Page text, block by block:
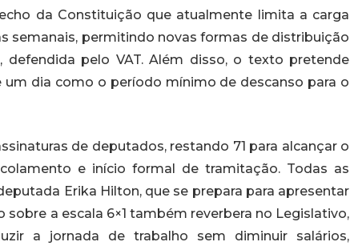
da Constituição que atualmente limita a carga
semanais, permitindo novas formas de distribuição
defendida pelo VAT. Além disso, o texto pretende
um dia como o período mínimo de descanso para o
de deputados, restando 71 para alcançar o
e início formal de tramitação. Todas as
Erika Hilton, que se prepara para apresentar
a escala 6×1 também reverbera no Legislativo,
a jornada de trabalho sem diminuir salários,